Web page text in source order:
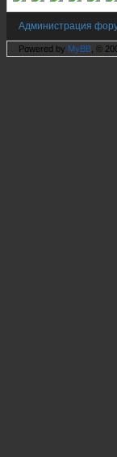
Администрация
Powered by MyBB , ©